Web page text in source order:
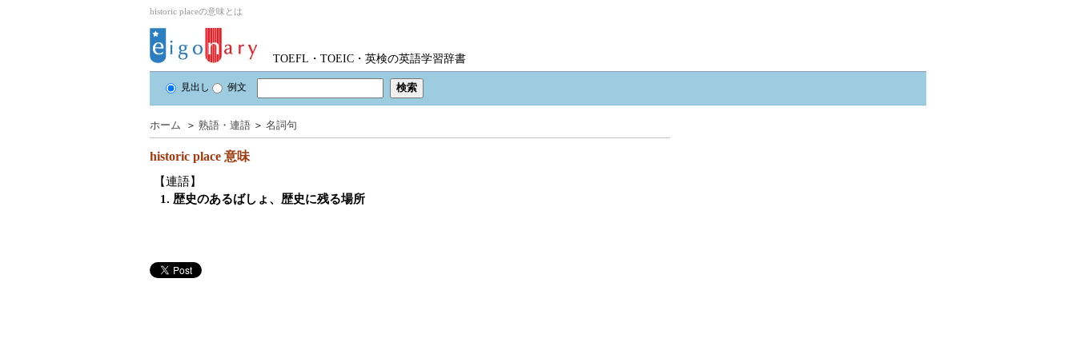
historic placeの意味とは
TOEFL・TOEIC・英検の英語学習辞書
見出し 例文
ホーム ＞ 熟語・連語 ＞ 名詞句
historic place 意味
【連語】
1. 歴史のあるばしょ、歴史に残る場所